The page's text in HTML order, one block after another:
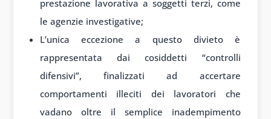
prestazione lavorativa a soggetti terzi, come
le agenzie investigative;
L’unica eccezione a questo divieto è
rappresentata dai cosiddetti “controlli
difensivi”, finalizzati ad accertare
comportamenti illeciti dei lavoratori che
vadano oltre il semplice inadempimento